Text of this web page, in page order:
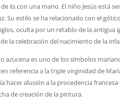
lis con una mano. El niño Jesús está
Su estilo se ha relacionado con el
oculta por un retablo de la antigua
la celebración del nacimiento de la
azucena es uno de los símbolos
referencia a la triple virginidad de
alusión a la procedencia
de creación de la pintura.